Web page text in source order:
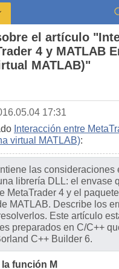
el artículo
4 y MATLAB
MATLAB)"
17:31
Interacción entre
virtual MATLAB):
las consideraciones
librería DLL: el envase
MetaTrader 4 y el
MATLAB. Describe los
Este artículo
preparados en C/C++
C++ Builder 6.
función M